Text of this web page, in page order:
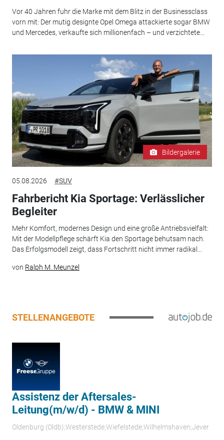
Vor 40 Jahren fuhr die Marke mit dem Blitz in der Businessclass
vorn mit: Der mutig designte Opel Omega attackierte sogar BMW
und Mercedes, verkaufte sich millionenfach – und verzichtete...
Bildergalerie
05.08.2026 #SUV
Fahrbericht Kia Sportage: Verlässlicher
Begleiter
Mehr Komfort, modernes Design und eine große Antriebsvielfalt:
Mit der Modellpflege schärft Kia den Sportage behutsam nach.
Das Erfolgsmodell zeigt, dass Fortschritt nicht immer radikal...
von Ralph M. Meunzel
STELLENANGEBOTE
Assistenz der Aftersales-
Leitung(m/w/d) - BMW & MINI
Oldenburg (Oldb);Westerstede;Wiefelstede;Wilhelmshaven;Jever